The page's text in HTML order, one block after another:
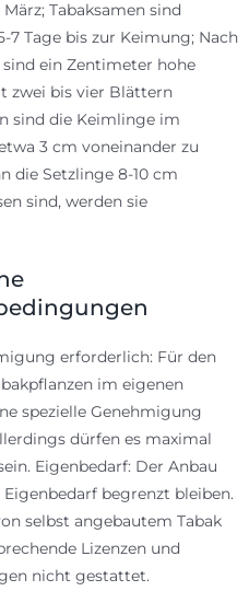
Tabaksamen sind
7 Tage bis zur Keimung; Nach
ein Zentimeter hohe
zwei bis vier Blättern
sind die Keimlinge im
3 cm voneinander zu
die Setzlinge 8-10 cm
sind, werden sie
erforderlich: Für den
im eigenen
spezielle Genehmigung
dürfen es maximal
Eigenbedarf: Der Anbau
begrenzt bleiben.
selbst angebautem Tabak
Lizenzen und
nicht gestattet.